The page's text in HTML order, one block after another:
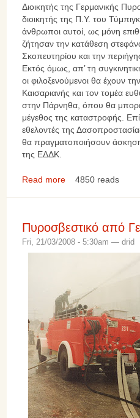
Διοικητής της Γερμανικής
διοικητής της Π.Υ. του
άνθρωποι αυτοί, ως μόνη
ζήτησαν την κατάθεση
Σκοπευτηρίου και την
Εκτός όμως, απ’ τη
οι φιλοξενούμενοι θα έχουν
Καισαριανής και τον τομέα
στην Πάρνηθα, όπου θα
μέγεθος της καταστροφής.
εθελοντές της
θα πραγματοποιήσουν
της ΕΔΔΚ.
Read more 4850 reads
Πυροσβεστικό από
Fri, 21/03/2008 - 5:30am — drid